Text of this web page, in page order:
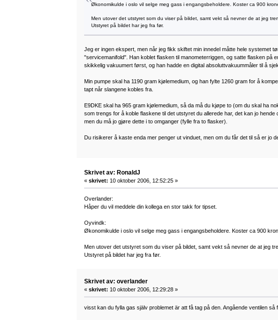
Økonomikulde i oslo vil selge meg gass i engangsbeholdere. Koster ca 900
Men utover det utstyret som du viser på bildet, samt vekt så nevner de at jeg
Utstyret på bildet har jeg fra før.
Jeg er ingen ekspert, men når jeg fikk skiftet min innedel måtte hele systemet
"servicemanifold". Han koblet flasken til manometerriggen, og satte flasken
skikkelig vakuumert først, og han hadde en digital absoluttvakuummåler til å
Min pumpe skal ha 1190 gram kjølemedium, og han fylte 1260 gram for å
tapt når slangene kobles fra.
E9DKE skal ha 965 gram kjølemedium, så da må du kjøpe to (om du skal ha
som trengs for å koble flaskene til det utstyret du allerede har, det kan jo
men du må jo gjøre dette i to omganger (fylle fra to flasker).
Du risikerer å kaste enda mer penger ut vinduet, men om du får det til så er jo
Skrivet av: RonaldJ
« skrivet: 10 oktober 2006, 12:52:25 »
Overlander:
Håper du vil meddele din kollega en stor takk for tipset.
Oyvindk:
Økonomikulde i oslo vil selge meg gass i engangsbeholdere. Koster ca 900
Men utover det utstyret som du viser på bildet, samt vekt så nevner de at jeg
Utstyret på bildet har jeg fra før.
Skrivet av: overlander
« skrivet: 10 oktober 2006, 12:29:28 »
visst kan du fylla gas själv problemet är att få tag på den. Angående ventilen så